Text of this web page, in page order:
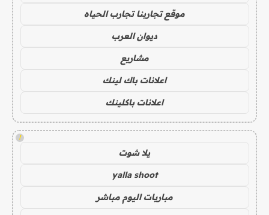
موقع تجاربنا تجارب الحياه
ديوان العرب
مشاريع
اعلانات باك لينك
اعلانات باكلينك
!
يلا شوت
yalla shoot
مباريات اليوم مباشر